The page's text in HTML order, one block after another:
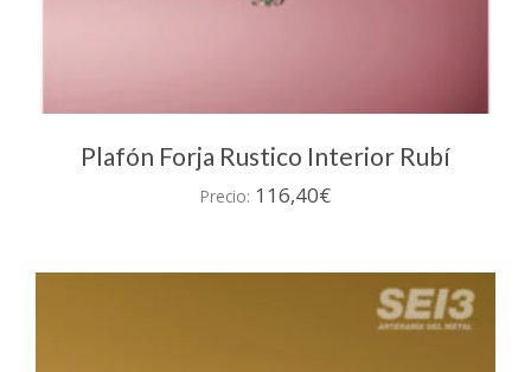
Plafón Forja Rustico Interior Rubí
Precio: 116,40€